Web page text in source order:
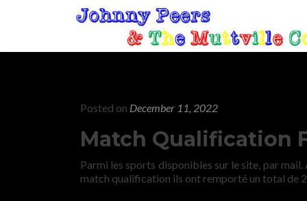
Posted on December 11, 2022
Match Qualification
Parmi les sports disponibles sur le site, par
match qualification ils ont remporté un total de